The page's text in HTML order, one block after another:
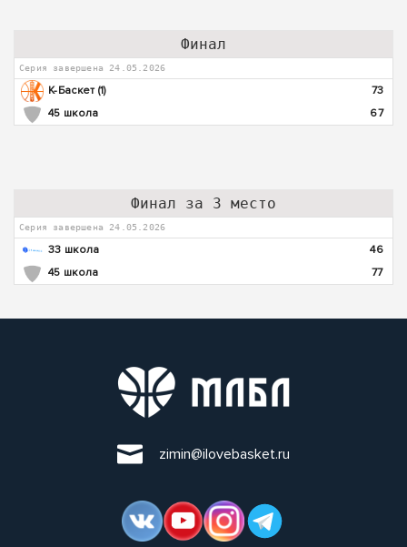
Финал
Серия завершена 24.05.2026
К-Баскет (1)
73
45 школа
67
Финал за 3 место
Серия завершена 24.05.2026
33 школа
46
45 школа
77
zimin@ilovebasket.ru